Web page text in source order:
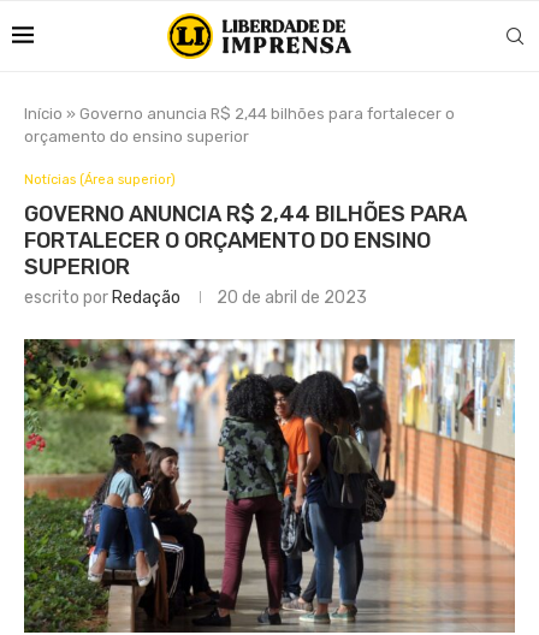
Início » Governo anuncia R$ 2,44 bilhões para fortalecer o
orçamento do ensino superior
Notícias (Área superior)
GOVERNO ANUNCIA R$ 2,44 BILHÕES PARA
FORTALECER O ORÇAMENTO DO ENSINO
SUPERIOR
escrito por Redação 20 de abril de 2023